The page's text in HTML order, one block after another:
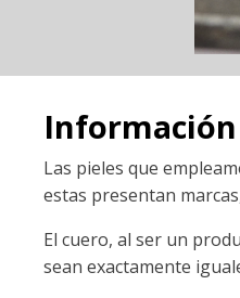
Las pieles que
estas presentan
El cuero, al ser un
sean exactamente